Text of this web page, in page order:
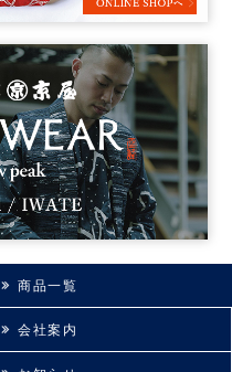
商品一覧
会社案内